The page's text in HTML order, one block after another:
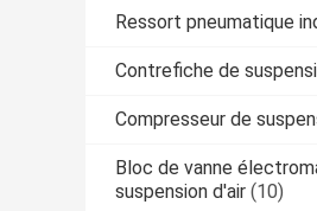
Ressort pneumatique
Contrefiche de
Compresseur de
Bloc de vanne
suspension d'air (10)